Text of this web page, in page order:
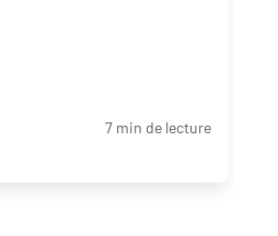
7 min de lecture